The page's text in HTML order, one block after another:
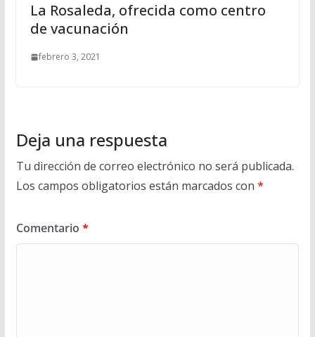
La Rosaleda, ofrecida como centro
de vacunación
febrero 3, 2021
Deja una respuesta
Tu dirección de correo electrónico no será publicada.
Los campos obligatorios están marcados con *
Comentario *